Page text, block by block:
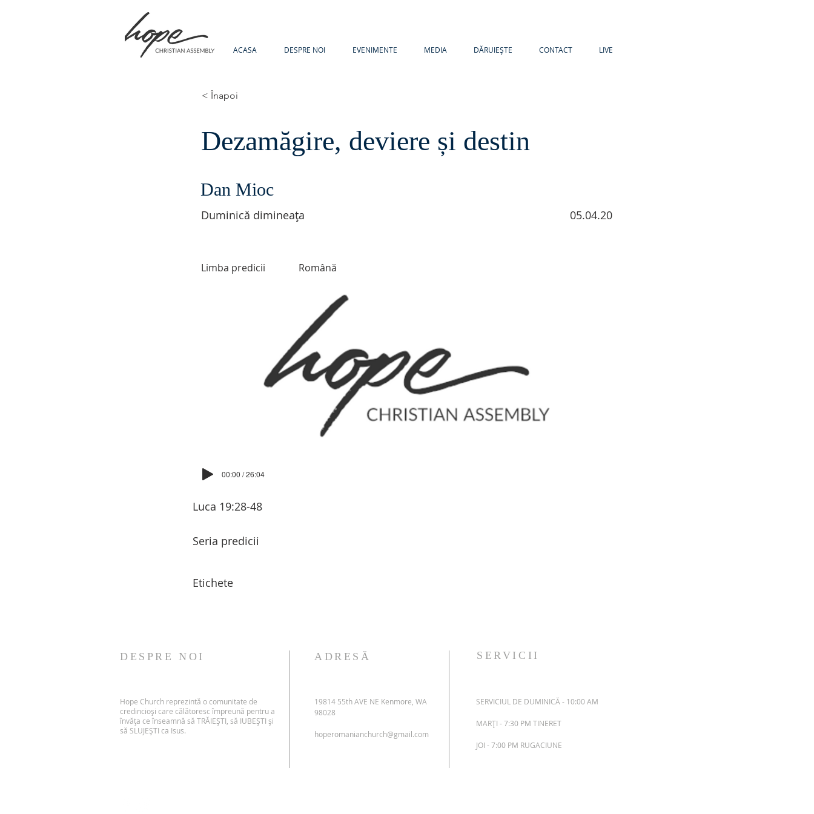
ACASA DESPRE NOI EVENIMENTE MEDIA DĂRUIEȘTE CONTACT LIVE
< Înapoi
Dezamăgire, deviere și destin
Dan Mioc
Duminică dimineața 05.04.20
Limba predicii Română
00:00 / 26:04
Luca 19:28-48
Seria predicii
Etichete
DESPRE NOI
Hope Church reprezintă o comunitate de
credincioși care călătoresc împreună pentru a
învăța ce înseamnă să TRĂIEȘTI, să IUBEȘTI și
să SLUJEȘTI ca Isus.
ADRESĂ
19814 55th AVE NE Kenmore, WA
98028
hoperomanianchurch@gmail.com
SERVICII
SERVICIUL DE DUMINICĂ - 10:00 AM
MARȚI - 7:30 PM TINERET
JOI - 7:00 PM RUGACIUNE